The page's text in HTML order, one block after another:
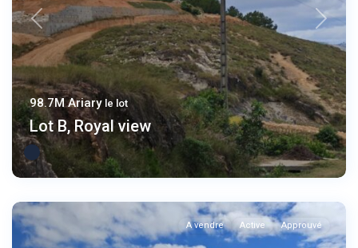
Previous Next
98.7M Ariary le lot
Lot B, Royal view
A vendre Active Approuvé